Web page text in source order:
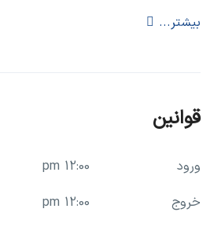
Dubai
طراحی مدرن و امکانات پیشرفته،
را برآورده می‌کند.
موقعیت مکانی و دسترسی
نزدیکی به جاذبه‌های گردشگری معروف
بیشتر...
قوانین
ورود
12:00 pm
خروج
12:00 pm